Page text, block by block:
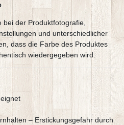
bei der Produktfotografie,
und unterschiedlicher
dass die Farbe des Produktes
wiedergegeben wird.
– Erstickungsgefahr durch